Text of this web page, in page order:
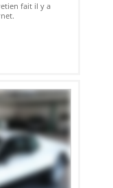
fait il y a